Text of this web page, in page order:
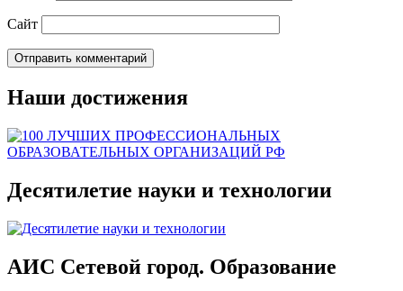
Сайт
Наши достижения
Десятилетие науки и технологии
АИС Сетевой город. Образование